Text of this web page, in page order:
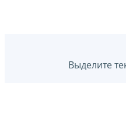
Выделите